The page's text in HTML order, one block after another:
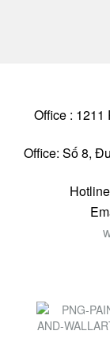
Office : 1211
Office: Số 8,